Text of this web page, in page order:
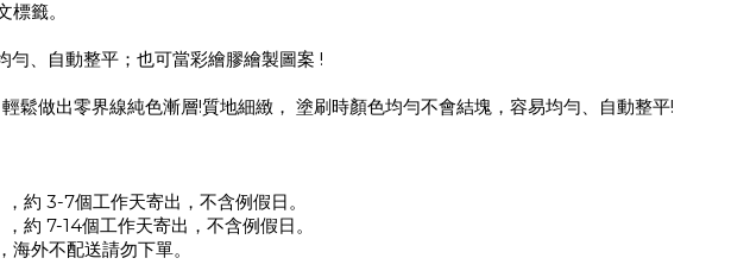
標籤。
勻、自動整平；也可當彩繪膠繪製圖案 !
鬆做出零界線純色漸層!質地細緻， 塗刷時顏色均勻不會結塊，容易均勻、自動整平!
，約 3-7個工作天寄出，不含例假日。
，約 7-14個工作天寄出，不含例假日。
海外不配送請勿下單。